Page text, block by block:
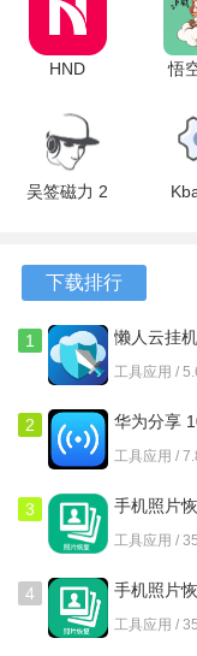
毒蛇加速器怎
过下面两个按钮分享
依次累加两人可得
软件特点
网络线路，确保用户
能畅快上网。
2、应用支持多种网
3、用户使用毒蛇加
4、毒蛇加速器提供
软件优势
HND
最新版
悟
吴签磁力 2
下载排行
1 懒人云挂
工具应用 /
2
华为分享
版
工具应用 /
3
手机照片
版
工具应用 /
4
手机照片
76.0 安卓
工具应用 /